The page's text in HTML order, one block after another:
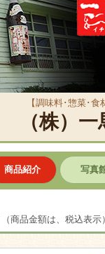
【調味料･惣菜･食
（株）
商品紹介 写真
（商品金額は、税込表示）